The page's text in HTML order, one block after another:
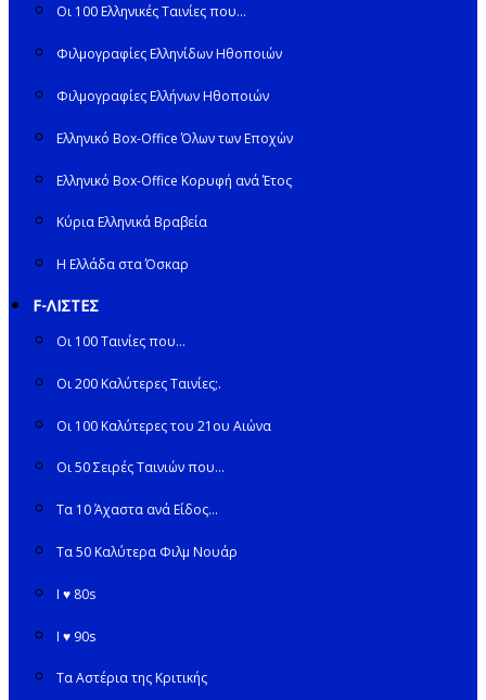
Οι 100 Ελληνικές Ταινίες που…
Φιλμογραφίες Ελληνίδων Ηθοποιών
Φιλμογραφίες Ελλήνων Ηθοποιών
Ελληνικό Box-Office Όλων των Εποχών
Ελληνικό Box-Office Κορυφή ανά Έτος
Κύρια Ελληνικά Βραβεία
Η Ελλάδα στα Όσκαρ
F-ΛΙΣΤΕΣ
Οι 100 Ταινίες που…
Οι 200 Καλύτερες Ταινίες;.
Οι 100 Καλύτερες του 21ου Αιώνα
Οι 50 Σειρές Ταινιών που…
Τα 10 Άχαστα ανά Είδος…
Τα 50 Καλύτερα Φιλμ Νουάρ
I ♥ 80s
I ♥ 90s
Τα Αστέρια της Κριτικής